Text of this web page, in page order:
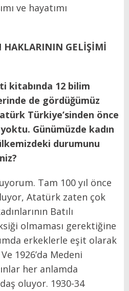
ve hayatımı
HAKLARININ GELİŞİMİ
kitabında 12 bilim
de gördüğümüz
Türkiye’sinden önce
Günümüzde kadın
durumunu
Tam 100 yıl önce
Atatürk zaten çok
Batılı
olmaması gerektiğine
erkeklerle eşit olarak
1926’da Medeni
her anlamda
oluyor. 1930-34